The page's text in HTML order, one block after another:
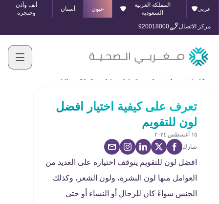
عربي
المملكة العربية
السعودية
عيون أسنان
أنف وأذن
وحنجرة
مركز الاتصال
920018000
تعرف على كيفية اختيار افضل
لون للتقويم
١٥ أغسطس ٢٠٢٤
شارك
افضل لون للتقويم يتوقف اختياره على العديد من
العوامل منها لون البشرة، ولون الشعر، وكذلك
الجنس سواءً كان للرجال أو النساء أو حتى